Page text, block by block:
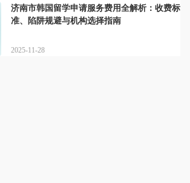
济南市韩国留学申请服务费用全解析：收费标
准、陷阱规避与机构选择指南
2025-11-28